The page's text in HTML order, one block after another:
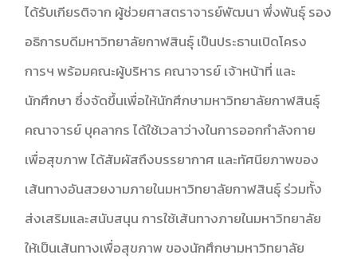
ได้รับเกียรติจาก ผู้ช่วยศาสตราจารย์พัฒนา พึ่งพันธุ์ รอง
อธิการบดีมหาวิทยาลัยกาฬสินธุ์ เป็นประธานเปิดโครง
การฯ พร้อมคณะผู้บริหาร คณาจารย์ เจ้าหน้าที่ และ
นักศึกษา ซึ่งจัดขึ้นเพื่อให้นักศึกษามหาวิทยาลัยกาฬสินธุ์
คณาจารย์ บุคลากร ได้ใช้เวลาว่างในการออกกำลังกาย
เพื่อสุขภาพ ได้สัมผัสถึงบรรยากาศ และทัศนียภาพของ
เส้นทางอันสวยงามภายในมหาวิทยาลัยกาฬสินธุ์ ร่วมทั้ง
ส่งเสริมและสนับสนุน การใช้เส้นทางภายในมหาวิทยาลัย
ให้เป็นเส้นทางเพื่อสุขภาพ ของนักศึกษามหาวิทยาลัย